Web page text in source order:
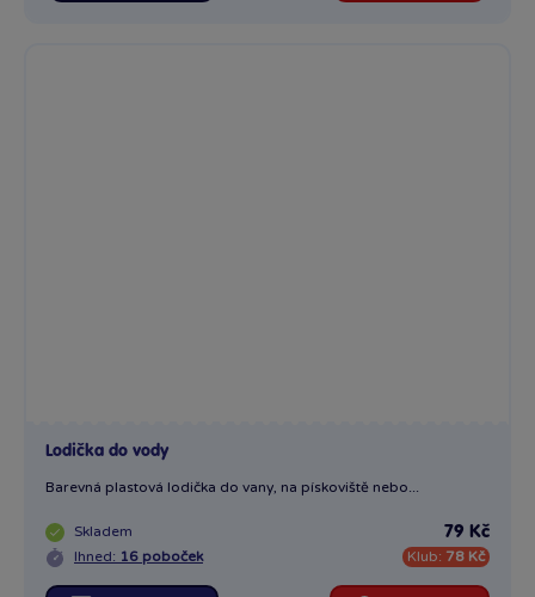
Lodička do vody
Barevná plastová lodička do vany, na pískoviště nebo...
Skladem
Ihned: 16 poboček
79 Kč
Klub: 78 Kč